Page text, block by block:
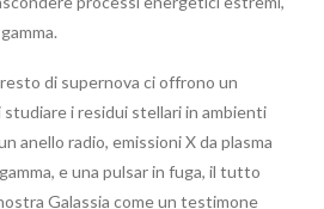
di supernova ci offrono un
i residui stellari in ambienti
anello radio, emissioni X da plasma
e una pulsar in fuga, il tutto
Galassia come un testimone